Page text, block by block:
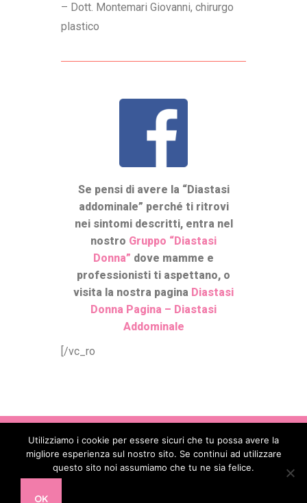
– Dott. Montemari Giovanni, chirurgo
plastico
Se pensi di avere la “Diastasi
addominale” perché ti ritrovi
nei sintomi descritti, entra nel
nostro Gruppo “Diastasi
Donna” dove mamme e
professionisti ti aspettano, o
visita la nostra pagina Diastasi
Donna Pagina – Diastasi
Addominale
[/vc_ro
Copyright © 2017 - 2026. All Rights
Reserved - Codice Fiscale: 90088850582 -
Partita IVA: 16478391002 - E-mail:
Utilizziamo i cookie per essere sicuri che tu possa avere la
migliore esperienza sul nostro sito. Se continui ad utilizzare
questo sito noi assumiamo che tu ne sia felice.
OK